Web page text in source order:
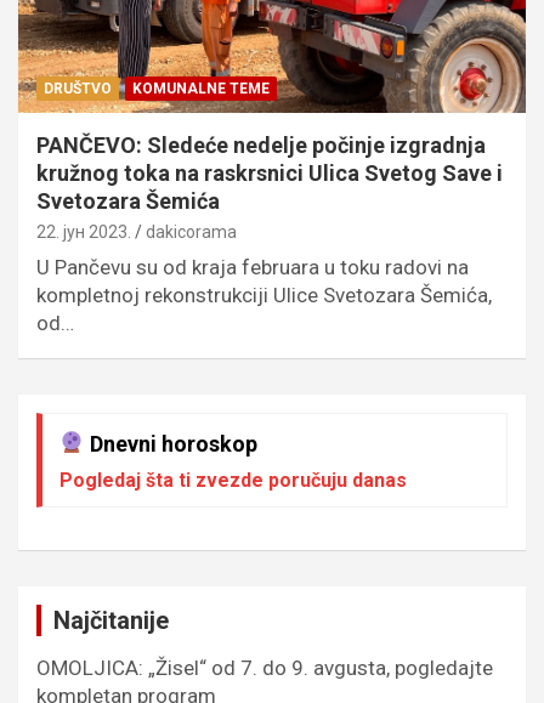
DRUŠTVO KOMUNALNE TEME
PANČEVO: Sledeće nedelje počinje izgradnja
kružnog toka na raskrsnici Ulica Svetog Save i
Svetozara Šemića
22. јун 2023. dakicorama
U Pančevu su od kraja februara u toku radovi na
kompletnoj rekonstrukciji Ulice Svetozara Šemića,
od…
Dnevni horoskop
Pogledaj šta ti zvezde poručuju danas
Najčitanije
OMOLJICA: „Žisel“ od 7. do 9. avgusta, pogledajte
kompletan program